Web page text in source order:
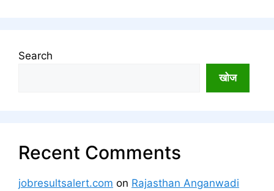
Search
खोज
Recent Comments
jobresultsalert.com on Rajasthan Anganwadi